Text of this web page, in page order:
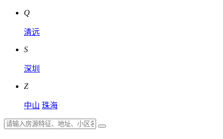
Q
清远
S
深圳
Z
中山 珠海